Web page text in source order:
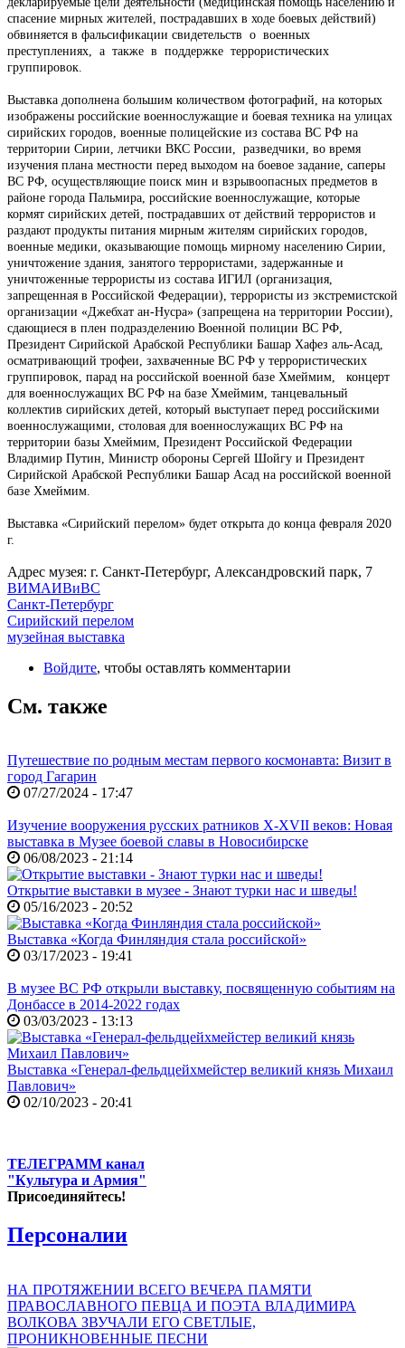
спасение мирных жителей, пострадавших в ходе боевых действий)
обвиняется в фальсификации свидетельств о военных
преступлениях, а также в поддержке террористических
группировок.
Выставка дополнена большим количеством фотографий, на которых
изображены российские военнослужащие и боевая техника на улицах
сирийских городов, военные полицейские из состава ВС РФ на
территории Сирии, летчики ВКС России, разведчики, во время
изучения плана местности перед выходом на боевое задание, саперы
ВС РФ, осуществляющие поиск мин и взрывоопасных предметов в
районе города Пальмира, российские военнослужащие, которые
кормят сирийских детей, пострадавших от действий террористов и
раздают продукты питания мирным жителям сирийских городов,
военные медики, оказывающие помощь мирному населению Сирии,
уничтожение здания, занятого террористами, задержанные и
уничтоженные террористы из состава ИГИЛ (организация,
запрещенная в Российской Федерации), террористы из экстремистской
организации «Джебхат ан-Нусра» (запрещена на территории России),
сдающиеся в плен подразделению Военной полиции ВС РФ,
Президент Сирийской Арабской Республики Башар Хафез аль-Асад,
осматривающий трофеи, захваченные ВС РФ у террористических
группировок, парад на российской военной базе Хмеймим, концерт
для военнослужащих ВС РФ на базе Хмеймим, танцевальный
коллектив сирийских детей, который выступает перед российскими
военнослужащими, столовая для военнослужащих ВС РФ на
территории базы Хмеймим, Президент Российской Федерации
Владимир Путин, Министр обороны Сергей Шойгу и Президент
Сирийской Арабской Республики Башар Асад на российской военной
базе Хмеймим.
Выставка «Сирийский перелом» будет открыта до конца февраля 2020
г.
Адрес музея: г. Санкт-Петербург, Александровский парк, 7
ВИМАИВиВС
Санкт-Петербург
Сирийский перелом
музейная выставка
Войдите, чтобы оставлять комментарии
См. также
Путешествие по родным местам первого космонавта: Визит в
город Гагарин
07/27/2024 - 17:47
Изучение вооружения русских ратников X-XVII веков: Новая
выставка в Музее боевой славы в Новосибирске
06/08/2023 - 21:14
Открытие выставки в музее - Знают турки нас и шведы!
05/16/2023 - 20:52
Выставка «Когда Финляндия стала российской»
03/17/2023 - 19:41
В музее ВС РФ открыли выставку, посвященную событиям на
Донбассе в 2014-2022 годах
03/03/2023 - 13:13
Выставка «Генерал-фельдцейхмейстер великий князь Михаил
Павлович»
02/10/2023 - 20:41
ТЕЛЕГРАММ канал
"Культура и Армия"
Присоединяйтесь!
Персоналии
НА ПРОТЯЖЕНИИ ВСЕГО ВЕЧЕРА ПАМЯТИ
ПРАВОСЛАВНОГО ПЕВЦА И ПОЭТА ВЛАДИМИРА
ВОЛКОВА ЗВУЧАЛИ ЕГО СВЕТЛЫЕ,
ПРОНИКНОВЕННЫЕ ПЕСНИ